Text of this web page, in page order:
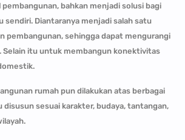
pembangunan, bahkan menjadi solusi bagi
sendiri. Diantaranya menjadi salah satu
pembangunan, sehingga dapat mengurangi
Selain itu untuk membangun konektivitas
rumah pun dilakukan atas berbagai
disusun sesuai karakter, budaya, tantangan,